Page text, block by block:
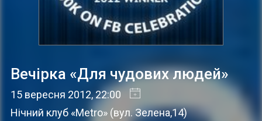
Вечірка «Для чудових людей»
15 вересня 2012, 22:00
Нічний клуб «Metro» (вул. Зелена,14)